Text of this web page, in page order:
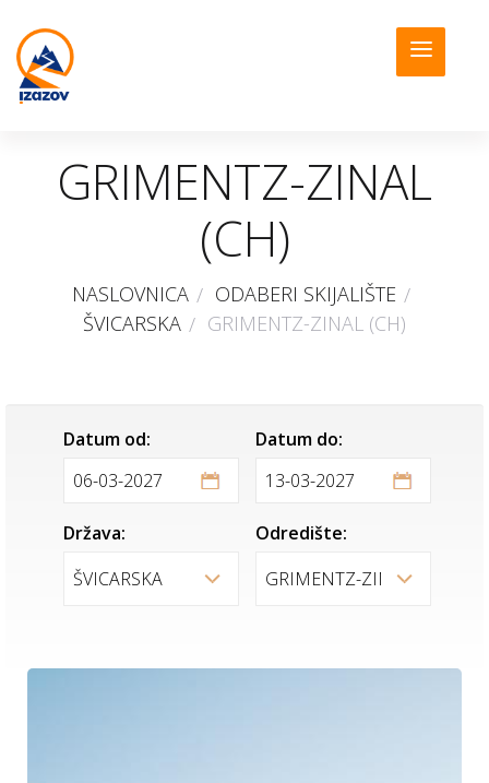
GRIMENTZ-ZINAL
(CH)
NASLOVNICA
ODABERI SKIJALIŠTE
ŠVICARSKA
GRIMENTZ-ZINAL (CH)
Datum od: Datum do:
Država: Odredište: